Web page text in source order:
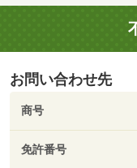
お問い合わせ先
商号
免許番号